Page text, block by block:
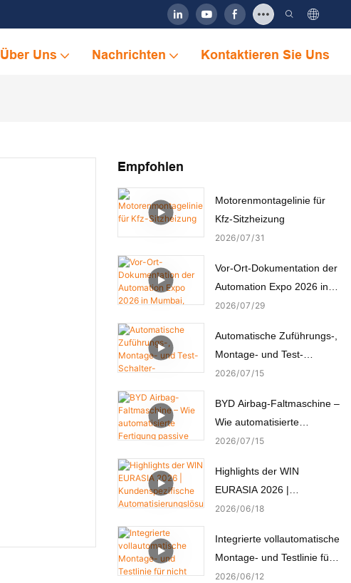
Über Uns Nachrichten Kontaktieren Sie Uns
Empfohlen
Motorenmontagelinie für
Kfz-Sitzheizung
2026 07 31
Vor-Ort-Dokumentation der
Automation Expo 2026 in
Mumbai, Indien
2026 07 29
Automatische Zuführungs-,
Montage- und Test-
Schalter-
ne
2026 07 15
BYD Airbag-Faltmaschine –
Wie automatisierte
Fertigung passive
2026 07 15
Highlights der WIN
EURASIA 2026 |
Kundenspezifische
für Elektronik, Automobil,
Medizin und Motoren
2026 06 18
Integrierte vollautomatische
Montage- und Testlinie für
nicht standardisierte
2026 06 12